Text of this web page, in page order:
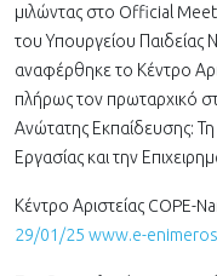
μιλώντας στο Official
του Υπουργείου Παιδείας
αναφέρθηκε το Κέντρο
πλήρως τον πρωταρχικό
Ανώτατης Εκπαίδευσης:
Εργασίας και την
Κέντρο Αριστείας COPE-
29/01/25 www.e-